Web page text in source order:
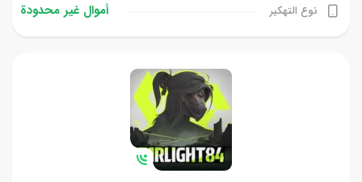
نوع التهكير أموال غیر محدودة